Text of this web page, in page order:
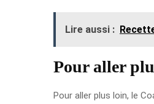
Lire aussi :
Pour aller
Pour aller plus loin, le